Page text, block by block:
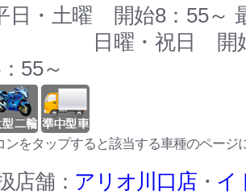
日・土曜 開始8：55～
日曜・祝日 開始8
55～
をタップすると該当する車種のページ
店舗： アリオ川口店・ イ